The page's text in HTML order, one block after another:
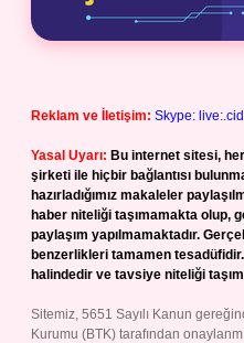
Reklam ve İletişim: Skype:
Yasal Uyarı: Bu internet sitesi,
şirketi ile hiçbir bağlantısı
hazırladığımız makaleler
haber niteliği taşımamakta olup,
paylaşım yapılmamaktadır.
benzerlikleri tamamen
halindedir ve tavsiye niteliği
Sitemiz, 5651 Sayılı Kanun
Kurumu (BTK) tarafından